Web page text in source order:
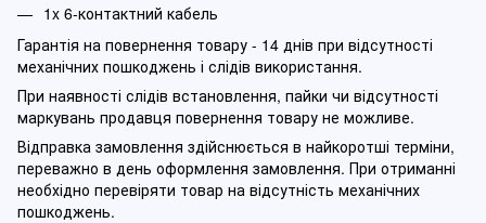
1x 6-контактний кабель
Гарантія на повернення товару - 14 днів при відсутності
механічних пошкоджень і слідів використання.
При наявності слідів встановлення, пайки чи відсутності
маркувань продавця повернення товару не можливе.
Відправка замовлення здійснюється в найкоротші терміни,
переважно в день оформлення замовлення. При отриманні
необхідно перевіряти товар на відсутність механічних
пошкоджень.